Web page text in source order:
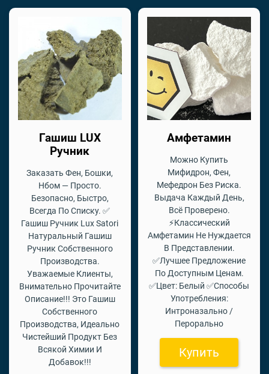
Гашиш LUX
Ручник
Заказать Фен, Бошки,
Нбом — Просто.
Безопасно, Быстро,
Всегда По Списку. ✅
Гашиш Ручник Lux Satori
Натуральный Гашиш
Ручник Собственного
Производства.
Уважаемые Клиенты,
Внимательно Прочитайте
Описание!!! Это Гашиш
Собственного
Производства, Идеально
Чистейший Продукт Без
Всякой Химии И
Добавок!!!
Амфетамин
Можно Купить
Мифидрон, Фен,
Мефедрон Без Риска.
Выдача Каждый День,
Всё Проверено.
⚡Классический
Амфетамин Не Нуждается
В Представлении.
✅Лучшее Предложение
По Доступным Ценам.
✅Цвет: Белый ✅Способы
Употребления:
Интроназально /
Перорально
Купить